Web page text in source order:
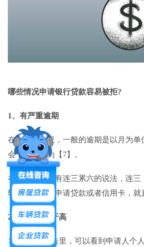
哪些情况申请银行贷款容易被拒?
1、有严重逾期
在征信报告里，一般的逾期是以月为
会一直显示为【7】。
在信贷审批时有连三累六的说法，连
较严重，再想申请贷款或者信用卡，就
2、负债比过于高
1：在征信报告里，可以看到申请人个